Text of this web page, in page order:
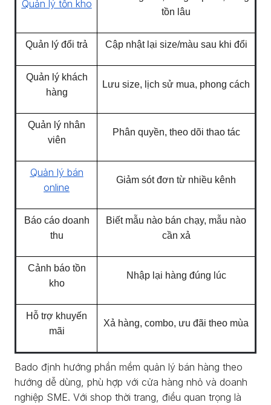
Quản lý tồn kho
tồn lâu
Quản lý đổi trả Cập nhật lại size/màu sau khi đổi
Quản lý khách
hàng
Lưu size, lịch sử mua, phong cách
Quản lý nhân
viên
Phân quyền, theo dõi thao tác
Quản lý bán
online
Giảm sót đơn từ nhiều kênh
Báo cáo doanh
thu
Biết mẫu nào bán chạy, mẫu nào
cần xả
Cảnh báo tồn
kho
Nhập lại hàng đúng lúc
Hỗ trợ khuyến
mãi
Xả hàng, combo, ưu đãi theo mùa
Bado định hướng phần mềm quản lý bán hàng theo
hướng dễ dùng, phù hợp với cửa hàng nhỏ và doanh
nghiệp SME. Với shop thời trang, điều quan trọng là